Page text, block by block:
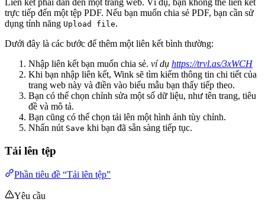
Liên kết phải dẫn đến một trang web. Ví dụ, bạn không thể liên kết
trực tiếp đến một tệp PDF. Nếu bạn muốn chia sẻ PDF, bạn cần sử
dụng tính năng Upload file.
Dưới đây là các bước để thêm một liên kết bình thường:
Nhập liên kết bạn muốn chia sẻ. ví dụ https://trvl.as/3xWCH
Khi bạn nhập liên kết, Wink sẽ tìm kiếm thông tin chi tiết của
trang web này và điền vào biểu mẫu bạn thấy tiếp theo.
Bạn có thể chọn chỉnh sửa một số dữ liệu, như tên trang, tiêu
đề và mô tả.
Bạn cũng có thể chọn tải lên một hình ảnh tùy chỉnh.
Nhấn nút Save khi bạn đã sẵn sàng tiếp tục.
Tải lên tệp
Phần tiêu đề “Tải lên tệp”
Yêu cầu